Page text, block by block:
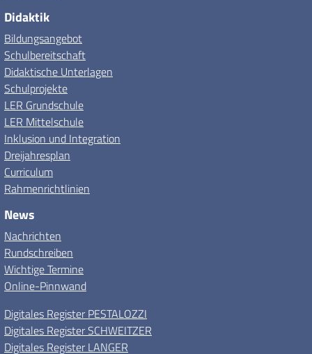
Didaktik
Bildungsangebot
Schulbereitschaft
Didaktische Unterlagen
Schulprojekte
LER Grundschule
LER Mittelschule
Inklusion und Integration
Dreijahresplan
Curriculum
Rahmenrichtlinien
News
Nachrichten
Rundschreiben
Wichtige Termine
Online-Pinnwand
Digitales Register PESTALOZZI
Digitales Register SCHWEITZER
Digitales Register LANGER